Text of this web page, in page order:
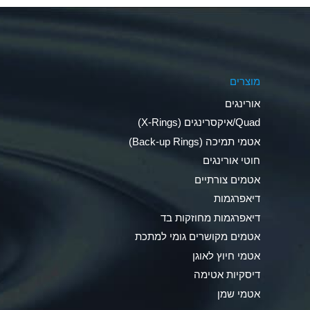
Ammonia Anhydrous
Ammonia Gas (hot)
Ammonium Carbonate (Aqueous)
Ammonium Chloride (Aqueous)
Ammonium Hydroxide (conc.)
Ammonium Nitrate (Aqueous)
Ammonium Nitrite (Aqueous)
מוצרים
אורינגים
Quad/איקסרינגים (X-Rings)
אטמי תמיכה (Back-up Rings)
חוטי אורינגים
אטמים צורתיים
דיאפרגמות
דיאפרגמות מחוזקות בד
אטמים מקושרים גומי למתכת
אטמי חיוץ לאוגן
דיסקיות אטימה
אטמי שמן